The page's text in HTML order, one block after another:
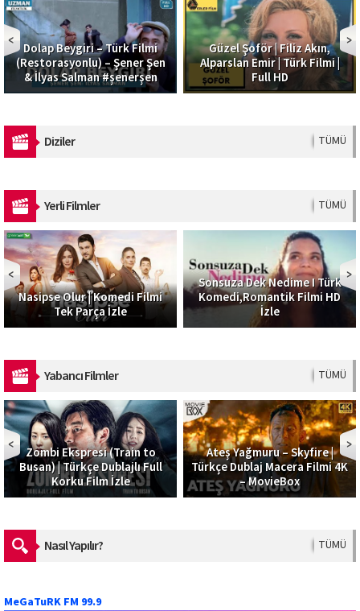
Dolap Beygiri – Türk Filmi
(Restorasyonlu) – Şener Şen
& İlyas Salman #şenerşen
Güzel Şoför | Filiz Akın,
Alparslan Emir | Türk Filmi |
Full HD
Diziler TÜMÜ
Yerli Filmler TÜMÜ
Nasipse Olur | Komedi Filmi
Tek Parça İzle
Sonsuza Dek Nedime I Türk
Komedi,Romantik Filmi HD
İzle
Yabancı Filmler TÜMÜ
Zombi Ekspresi (Train to
Busan) | Türkçe Dublajlı Full
Korku Film İzle
Ateş Yağmuru – Skyfire |
Türkçe Dublaj Macera Filmi 4K
– MovieBox
Nasıl Yapılır? TÜMÜ
MeGaTuRK FM 99.9